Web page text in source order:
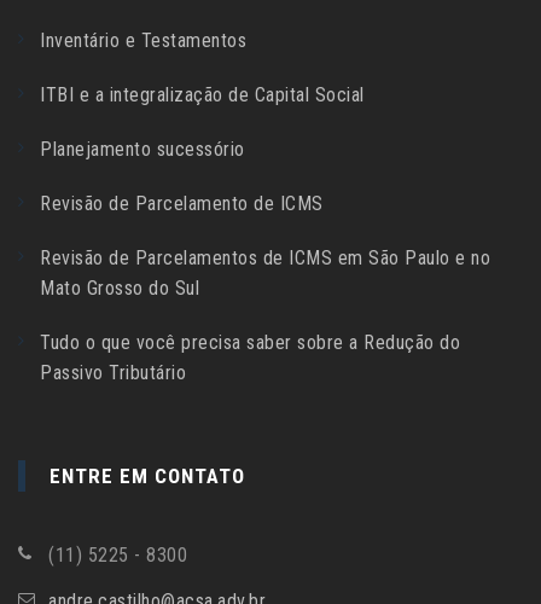
Inventário e Testamentos
ITBI e a integralização de Capital Social
Planejamento sucessório
Revisão de Parcelamento de ICMS
Revisão de Parcelamentos de ICMS em São Paulo e no
Mato Grosso do Sul
Tudo o que você precisa saber sobre a Redução do
Passivo Tributário
ENTRE EM CONTATO
(11) 5225 - 8300